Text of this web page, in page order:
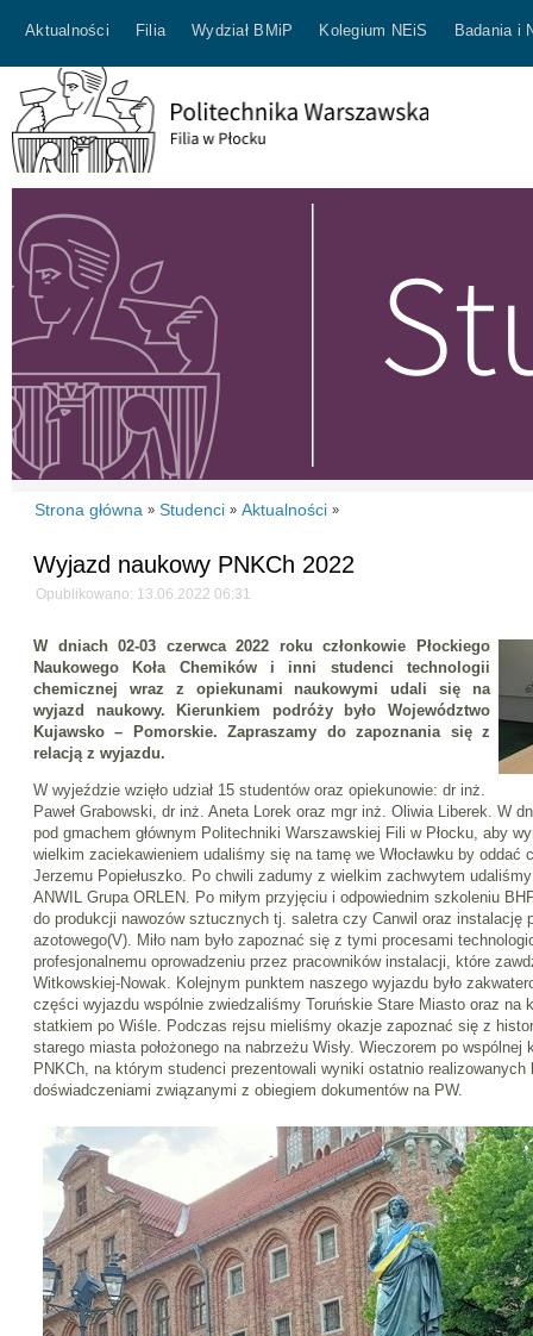
Aktualności Filia Wydział BMiP Kolegium NEiS Badania i
Strona główna » Studenci » Aktualności »
Wyjazd naukowy PNKCh 2022
Opublikowano: 13.06.2022 06:31
W dniach 02-03 czerwca 2022 roku członkowie Płockiego
Naukowego Koła Chemików i inni studenci technologii
chemicznej wraz z opiekunami naukowymi udali się na
wyjazd naukowy. Kierunkiem podróży było Województwo
Kujawsko – Pomorskie. Zapraszamy do zapoznania się z
relacją z wyjazdu.
W wyjeździe wzięło udział 15 studentów oraz opiekunowie: dr inż.
Paweł Grabowski, dr inż. Aneta Lorek oraz mgr inż. Oliwia Liberek. W
pod gmachem głównym Politechniki Warszawskiej Fili w Płocku, aby
wielkim zaciekawieniem udaliśmy się na tamę we Włocławku by oddać
Jerzemu Popiełuszko. Po chwili zadumy z wielkim zachwytem
ANWIL Grupa ORLEN. Po miłym przyjęciu i odpowiednim szkoleniu
do produkcji nawozów sztucznych tj. saletra czy Canwil oraz instalację
azotowego(V). Miło nam było zapoznać się z tymi procesami
profesjonalnemu oprowadzeniu przez pracowników instalacji, które
Witkowskiej-Nowak. Kolejnym punktem naszego wyjazdu było
części wyjazdu wspólnie zwiedzaliśmy Toruńskie Stare Miasto oraz na
statkiem po Wiśle. Podczas rejsu mieliśmy okazje zapoznać się z
starego miasta położonego na nabrzeżu Wisły. Wieczorem po wspólnej
PNKCh, na którym studenci prezentowali wyniki ostatnio realizowanych
doświadczeniami związanymi z obiegiem dokumentów na PW.